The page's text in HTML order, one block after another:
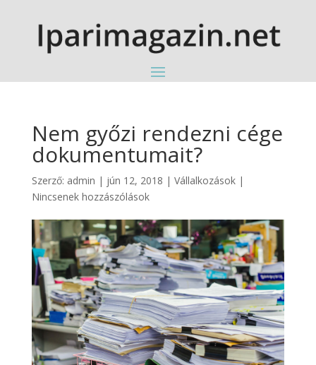
Nem győzi rendezni cége
dokumentumait?
Szerző: admin | jún 12, 2018 | Vállalkozások|
Nincsenek hozzászólások